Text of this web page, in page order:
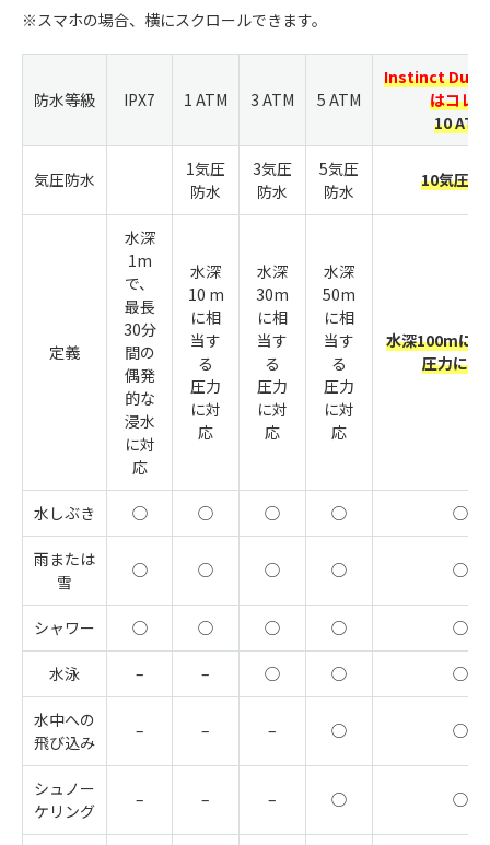
※スマホの場合、横にスクロールできます。
防水等級 IPX7 1 ATM 3 ATM 5 ATM
Instinct Dual
はコレ！
10 ATM
気圧防水
1気圧
防水
3気圧
防水
5気圧
防水
10気圧防
定義
水深
1m
で、
最長
30分
間の
偶発
的な
浸水
に対
応
水深
10 m
に相
当す
る
圧力
に対
応
水深
30m
に相
当す
る
圧力
に対
応
水深
50m
に相
当す
る
圧力
に対
応
水深100mに
圧力に対
水しぶき ◯ ◯ ◯ ◯ ◯
雨または
雪
◯ ◯ ◯ ◯ ◯
シャワー ◯ ◯ ◯ ◯ ◯
水泳 – – ◯ ◯ ◯
水中への
飛び込み
– – – ◯ ◯
シュノー
ケリング
– – – ◯ ◯